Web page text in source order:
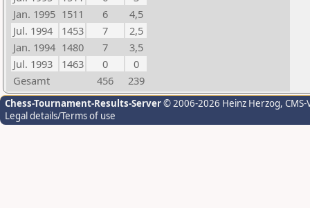
Jan. 1995 1511 6
4,5
Jul. 1994
1453 7
2,5
Jan. 1994 1480 7
3,5
Jul. 1993
1463 0
0
Gesamt
456 239
Chess-Tournament-Results-Server© 2006-2026 Heinz Herzog,
Legal details/Terms of use